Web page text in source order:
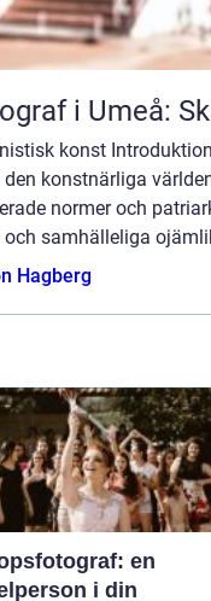
i Umeå:
konst
konstnärliga
normer och
samhälleliga
Hagberg
en
i din